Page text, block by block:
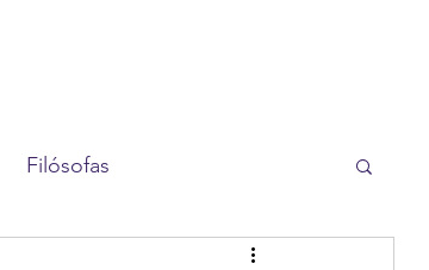
Filósofas